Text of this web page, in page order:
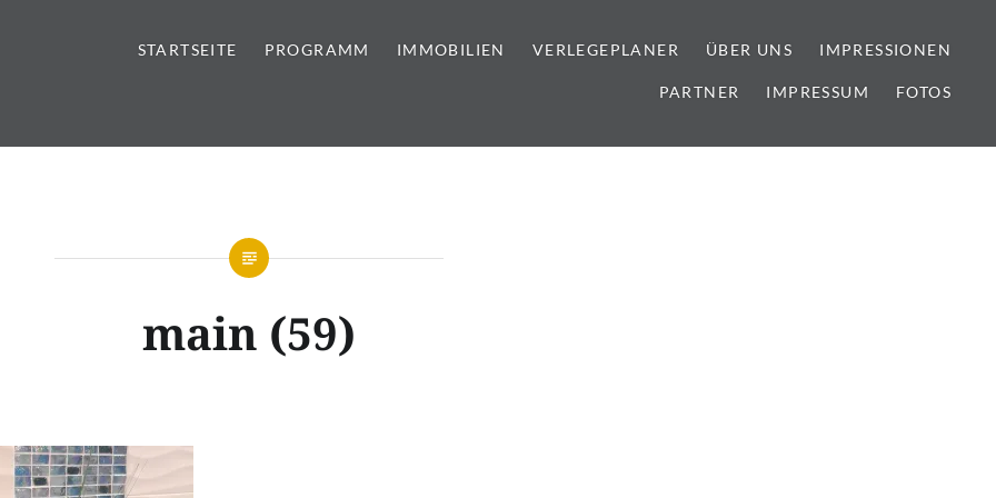
| Sanitär | Immobilien
STARTSEITE PROGRAMM IMMOBILIEN VERLEGEPLANER ÜBER UNS IMPRESSIONEN
PARTNER IMPRESSUM FOTOS
main (59)